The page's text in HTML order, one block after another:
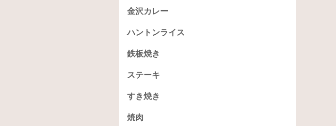
金沢カレー
ハントンライス
鉄板焼き
ステーキ
すき焼き
焼肉